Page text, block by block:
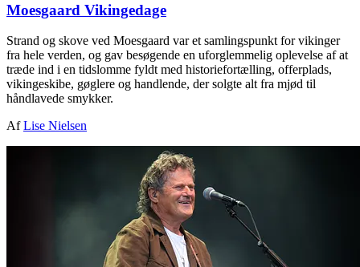
Moesgaard Vikingedage
Strand og skove ved Moesgaard var et samlingspunkt for vikinger
fra hele verden, og gav besøgende en uforglemmelig oplevelse af at
træde ind i en tidslomme fyldt med historiefortælling, offerplads,
vikingeskibe, gøglere og handlende, der solgte alt fra mjød til
håndlavede smykker.
AfLise Nielsen